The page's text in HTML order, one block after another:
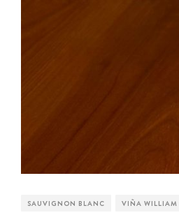
SAUVIGNON BLANC VIÑA WILLIAM